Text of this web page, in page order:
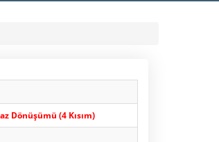
Dönüşümü (4 Kısım)